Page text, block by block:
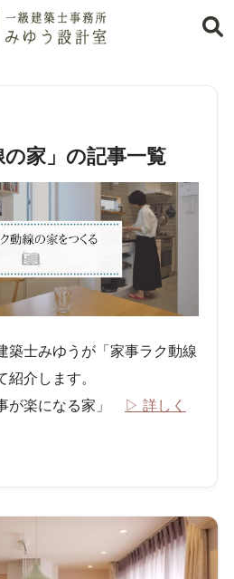
の家」の記事一覧
築士みゆうが「家事ラク動線
介します。
が楽になる家」
▷ 詳しく